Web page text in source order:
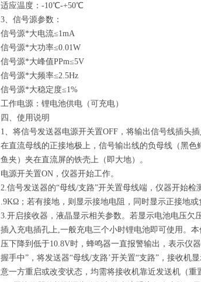
适应温度：-10℃-+50℃
3、信号源参数：
信号源*大电流≤1mA
信号源*大功率≤0.01W
信号源*大峰值PPm≤5V
信号源*大频率≤2.5Hz
信号源*大稳定度≤1%
工作电源：锂电池供电（可充电）
四、使用说明
1、将信号发送器电源开关置OFF，将输出信号线插头
在直流母线的正接地极上，信号输出线的负母线（黑
鱼夹）夹在直流屏的铁壳上（即大地）。
电源开关置ON，仪器开始工作。
2.信号发送器的“母线/支路”开关置母线端，仪器开始
.9KΩ；若有接地，则显示接地电阻，同时显示正接地或
3.开启接收器，液晶显示相关参数。若显示电池电压欠
插入充电插孔上,一般充电三个小时锂电池即可使用。
压下降到低于10.8V时，蜂鸣器一直报警输出，表示仪
握手中”，将发送器“母线/支路’开关置“支路”，接收机
意一方重启或改变状态，均需将接收机靠近发送机（重